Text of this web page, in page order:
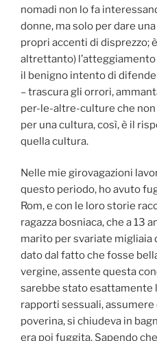
nomadi non lo fa
donne, ma solo per dare
propri accenti di disprezzo;
altrettanto)
il benigno intento di
– trascura gli orrori,
per-le-altre-culture che
per una cultura, così, è il
quella cultura.
Nelle mie girovagazioni
questo periodo, ho avuto
Rom, e con le loro storie
ragazza bosniaca, che a 13
marito per svariate migliaia
dato dal fatto che fosse
vergine, assente questa
sarebbe stato esattamente
rapporti sessuali, assumere
poverina, si chiudeva in
era poi fuggita. Sapendo